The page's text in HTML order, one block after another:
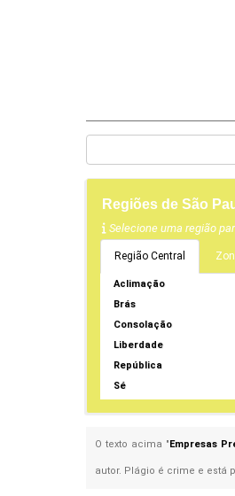
Regiões de São
Selecione uma região
Região Central
Aclimação
Brás
Consolação
Liberdade
República
Sé
O texto acima "Empresas
autor. Plágio é crime e está